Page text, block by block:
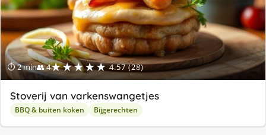
⏱ 2 min👥 4★★★★★ 4.57 (28)
Stoverij van varkenswangetjes
BBQ & buiten koken Bijgerechten